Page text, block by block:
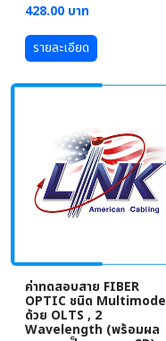
428.00 บาท
รายละเอียด
ค่าทดสอบสาย FIBER
OPTIC ชนิด Multimode
ด้วย OLTS , 2
Wavelength (พร้อมผล